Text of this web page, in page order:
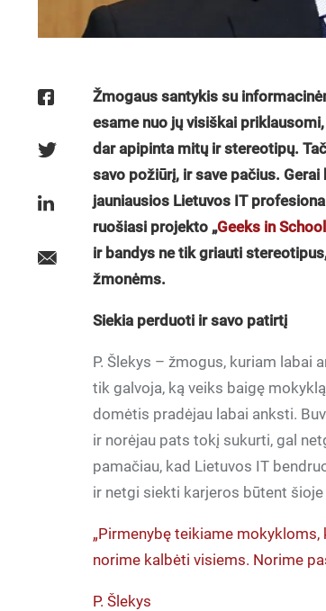
Žmogaus santykis su
esame nuo jų visiškai
dar apipinta mitų ir stereotipų.
savo požiūrį, ir save pačius.
jauniausios Lietuvos IT
ruošiasi projekto „Geeks in
ir bandys ne tik griauti
žmonėms.
Siekia perduoti ir savo patirtį
P. Šlekys – žmogus, kuriam labai
tik galvoja, ką veiks baigę
domėtis pradėjau labai anksti.
ir norėjau pats tokį sukurti, gal
pamačiau, kad Lietuvos IT
ir netgi siekti karjeros būtent šioje
„Pirmenybę teikiame
norime kalbėti visiems. Norime
P. Šlekys